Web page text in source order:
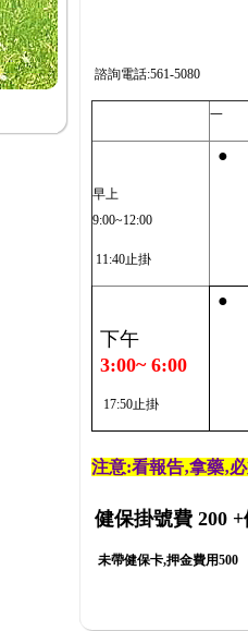
諮詢電話:561-5080
一
早上
9:00~12:00
11:40止掛
●
下午
3:00~ 6:00
17:50止掛
●
注意:看報告‚拿藥‚
健保掛號費 200 +
未帶健保卡,押金費用500